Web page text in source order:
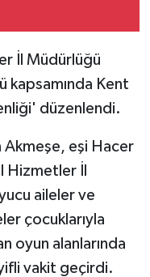
İl Müdürlüğü
kapsamında Kent
düzenlendi.
Akmeşe, eşi Hacer
İl
aileler ve
çocuklarıyla
oyun alanlarında
vakit geçirdi.